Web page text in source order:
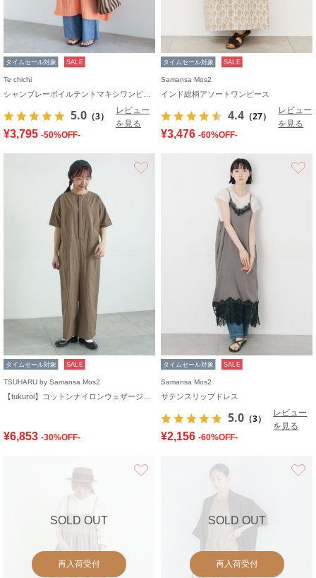
タイムセール対象 SALE
Te chichi
5.0 （3）
レビュー
を見る
¥3,795 -50%OFF-
タイムセール対象 SALE
Samansa Mos2
インド総柄アソートワンピース
4.4 （27）
レビュー
を見る
¥3,476 -60%OFF-
タイムセール対象 SALE
TSUHARU by Samansa Mos2
¥6,853 -30%OFF-
タイムセール対象 SALE
Samansa Mos2
サテンスリップドレス
5.0 （3）
レビュー
を見る
¥2,156 -60%OFF-
SOLD OUT
再入荷受付
SOLD OUT
再入荷受付